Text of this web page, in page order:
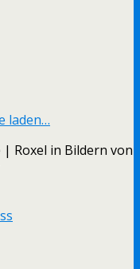
laden…
Roxel in Bildern von